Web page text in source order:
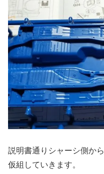
説明書通りシャーシ側から
仮組していきます。